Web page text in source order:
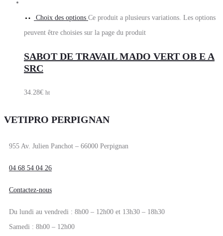
Choix des options Ce produit a plusieurs variations. Les options
peuvent être choisies sur la page du produit
SABOT DE TRAVAIL MADO VERT OB E A
SRC
34.28€ ht
VETIPRO PERPIGNAN
955 Av. Julien Panchot – 66000 Perpignan
04 68 54 04 26
Contactez-nous
Du lundi au vendredi : 8h00 – 12h00 et 13h30 – 18h30
Samedi : 8h00 – 12h00